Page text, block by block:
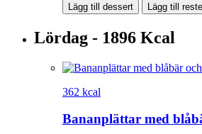
Lägg till dessert Lägg till
Lördag - 1896 Kcal
362 kcal
Bananplättar med